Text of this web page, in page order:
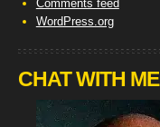
Comments feed
WordPress.org
CHAT WITH ME